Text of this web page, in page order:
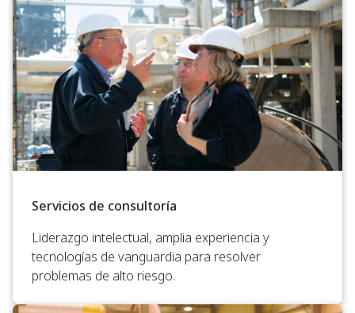
Servicios de consultoría
Liderazgo intelectual, amplia experiencia y
tecnologías de vanguardia para resolver
problemas de alto riesgo.